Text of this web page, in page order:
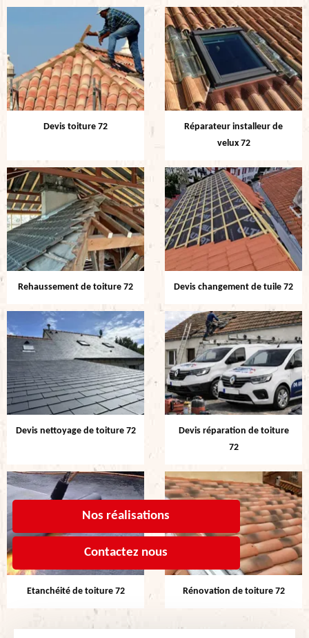
Nos réalisations
Contactez nous
Devis toiture 72
Réparateur installeur de
velux 72
Rehaussement de toiture 72 Devis changement de tuile 72
Devis nettoyage de toiture 72
Devis réparation de toiture
72
Etanchéité de toiture 72 Rénovation de toiture 72